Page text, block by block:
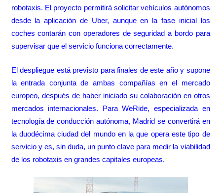
robotaxis. El proyecto permitirá solicitar vehículos autónomos
desde la aplicación de Uber, aunque en la fase inicial los
coches contarán con operadores de seguridad a bordo para
supervisar que el servicio funciona correctamente.
El despliegue está previsto para finales de este año y supone
la entrada conjunta de ambas compañías en el mercado
europeo, después de haber iniciado su colaboración en otros
mercados internacionales. Para WeRide, especializada en
tecnología de conducción autónoma, Madrid se convertirá en
la duodécima ciudad del mundo en la que opera este tipo de
servicio y es, sin duda, un punto clave para medir la viabilidad
de los robotaxis en grandes capitales europeas.